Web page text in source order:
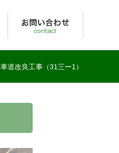
車道改良工事（31三ー1）